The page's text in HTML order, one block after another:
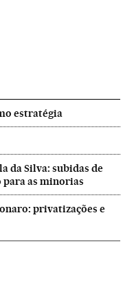
estratégia
da Silva: subidas de
para as minorias
privatizações e